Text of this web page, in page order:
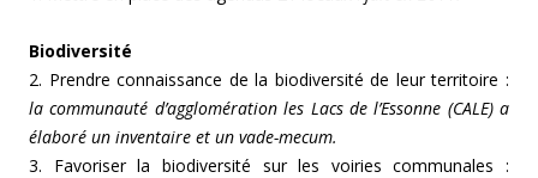
Biodiversité
2. Prendre connaissance de la biodiversité de leur territoire :
la communauté d’agglomération les Lacs de l’Essonne (CALE) a
élaboré un inventaire et un vade-mecum.
3. Favoriser la biodiversité sur les voiries communales :